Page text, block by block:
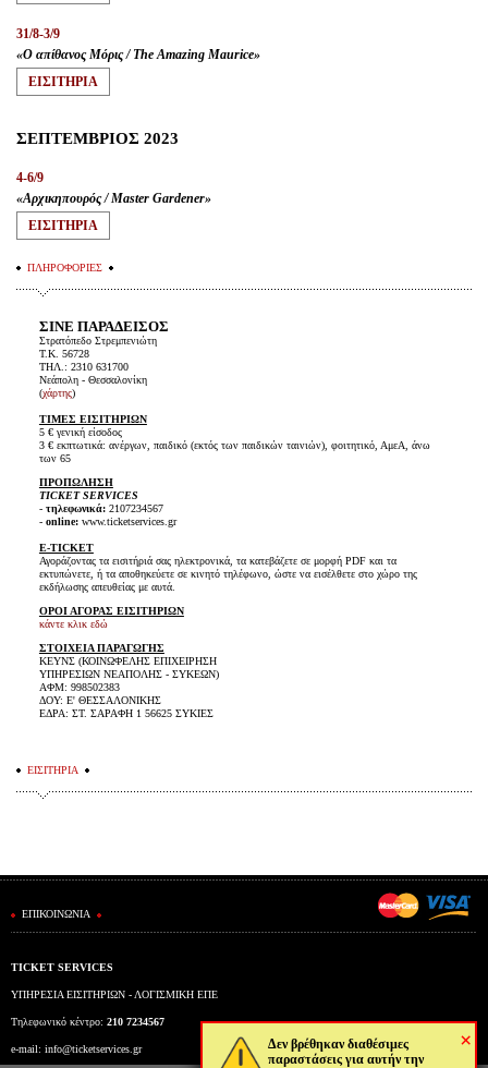
×
Δεν βρέθηκαν διαθέσιμες
παραστάσεις για αυτήν την
31/8-3/9
«Ο απίθανος Μόρις / The Amazing Maurice»
ΕΙΣΙΤΗΡΙA
ΣΕΠΤΕΜΒΡΙΟΣ 2023
4-6/9
«Αρχικηπουρός / Master Gardener»
ΕΙΣΙΤΗΡΙA
ΠΛΗΡΟΦΟΡΙΕΣ
ΣΙΝΕ ΠΑΡΑΔΕΙΣΟΣ
Στρατόπεδο Στρεμπενιώτη
Τ.Κ. 56728
ΤΗΛ.: 2310 631700
Νεάπολη - Θεσσαλονίκη
(χάρτης)
ΤΙΜΕΣ ΕΙΣΙΤΗΡΙΩΝ
5 € γενική είσοδος
3 € εκπτωτικά: ανέργων, παιδικό (εκτός των παιδικών ταινιών), φοιτητικό, ΑμεΑ, άνω
των 65
ΠΡΟΠΩΛΗΣΗ
TICKET SERVICES
- τηλεφωνικά:2107234567
- online:www.ticketservices.gr
E-TICKET
Αγοράζοντας τα εισιτήριά σας ηλεκτρονικά, τα κατεβάζετε σε μορφή PDF και τα
εκτυπώνετε, ή τα αποθηκεύετε σε κινητό τηλέφωνο, ώστε να εισέλθετε στο χώρο της
εκδήλωσης απευθείας με αυτά.
ΟΡΟΙ ΑΓΟΡΑΣ ΕΙΣΙΤΗΡΙΩΝ
κάντε κλικ εδώ
ΣΤΟΙΧΕΙΑ ΠΑΡΑΓΩΓΗΣ
ΚΕΥΝΣ (ΚΟΙΝΩΦΕΛΗΣ ΕΠΙΧΕΙΡΗΣΗ
ΥΠΗΡΕΣΙΩΝ ΝΕΑΠΟΛΗΣ - ΣΥΚΕΩΝ)
ΑΦΜ: 998502383
ΔΟΥ: Ε' ΘΕΣΣΑΛΟΝΙΚΗΣ
ΕΔΡΑ: ΣΤ. ΣΑΡΑΦΗ 1 56625 ΣΥΚΙΕΣ
ΕΙΣΙΤΗΡΙΑ
ΕΠΙΚΟΙΝΩΝΙΑ
TICKET SERVICES
ΥΠΗΡΕΣΙΑ ΕΙΣΙΤΗΡΙΩΝ - ΛΟΓΙΣΜΙΚΗ ΕΠΕ
Τηλεφωνικό κέντρο: 210 7234567
e-mail: info@ticketservices.gr